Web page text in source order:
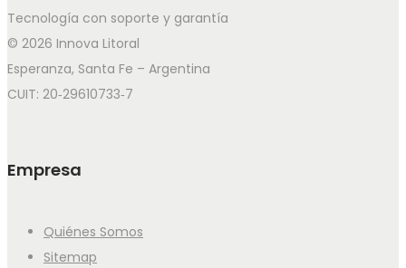
Tecnología con soporte y garantía
© 2026 Innova Litoral
Esperanza, Santa Fe – Argentina
CUIT: 20‑29610733‑7
Empresa
Quiénes Somos
Sitemap